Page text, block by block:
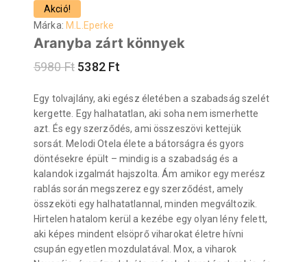
Akció!
Márka: M.L.Eperke
Aranyba zárt könnyek
5980Ft 5382 Ft
Egy tolvajlány, aki egész életében a szabadság szelét
kergette. Egy halhatatlan, aki soha nem ismerhette
azt. És egy szerződés, ami összeszövi kettejük
sorsát. Melodi Otela élete a bátorságra és gyors
döntésekre épült – mindig is a szabadság és a
kalandok izgalmát hajszolta. Ám amikor egy merész
rablás során megszerez egy szerződést, amely
összeköti egy halhatatlannal, minden megváltozik.
Hirtelen hatalom kerül a kezébe egy olyan lény felett,
aki képes mindent elsöprő viharokat életre hívni
csupán egyetlen mozdulatával. Mox, a viharok